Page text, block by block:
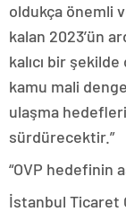
oldukça önemli
kalan 2023’ün
kalıcı bir
kamu mali
ulaşma
sürdürecektir.”
“OVP hedefinin
İstanbul Ticaret